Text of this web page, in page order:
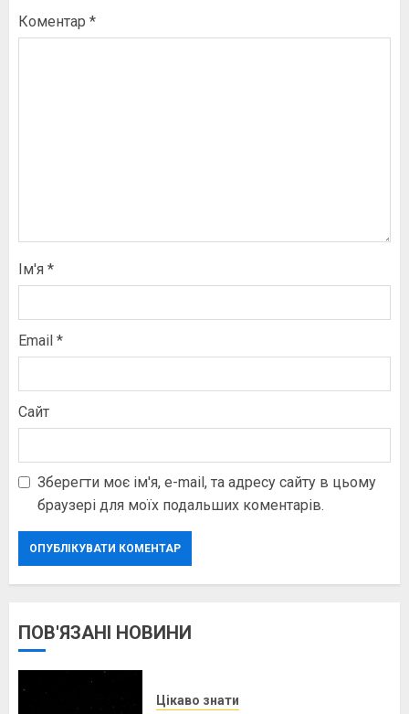
Коментар *
Ім'я *
Email *
Сайт
Зберегти моє ім'я, e-mail, та адресу сайту в цьому
браузері для моїх подальших коментарів.
ПОВ'ЯЗАНІ НОВИНИ
Цікаво знати